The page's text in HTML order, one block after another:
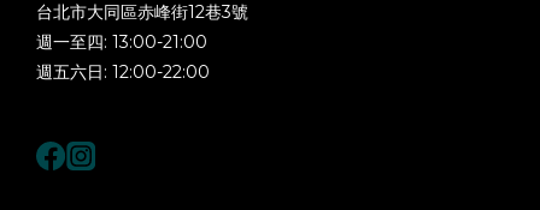
台北市大同區赤峰街12巷3號
週一至四: 13:00-21:00
週五六日: 12:00-22:00